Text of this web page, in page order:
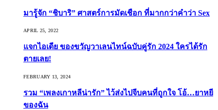
มารู้จัก “ชิบาริ” ศาสตร์การมัดเชือก ที่มากกว่าคำว่า Sex
APRIL 25, 2022
แจกไอเดีย ของขวัญวาเลนไทน์ฉบับคู่รัก 2024 ใครได้รัก
ตายเลย!
FEBRUARY 13, 2024
รวม “เพลงเกาหลีน่ารัก” ไว้ส่งไปจีบคนที่ถูกใจ โอ้…ยาหยี
ของฉัน